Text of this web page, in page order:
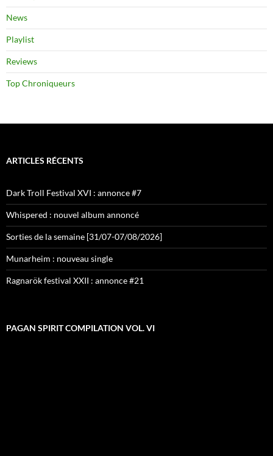
News
Playlist
Reviews
Top Chroniqueurs
ARTICLES RÉCENTS
Dark Troll Festival XVI : annonce #7
Whispered : nouvel album annoncé
Sorties de la semaine [31/07-07/08/2026]
Munarheim : nouveau single
Ragnarök festival XXII : annonce #21
PAGAN SPIRIT COMPILATION VOL. VI